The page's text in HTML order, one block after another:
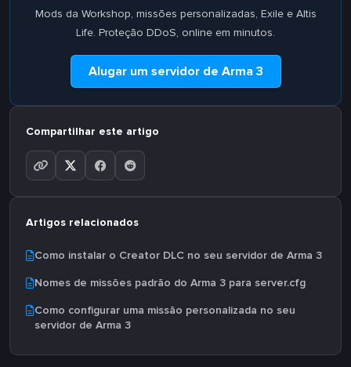
Mods da Workshop, missões personalizadas, Exile e Altis
Life. Proteção DDoS, online em minutos.
Alugar um servidor de Arma 3
Compartilhar este artigo
Artigos relacionados
Como instalar o Creator DLC no seu servidor de Arma 3
Nomes de missões padrão do Arma 3 para server.cfg
Como configurar uma missão personalizada no seu
servidor de Arma 3